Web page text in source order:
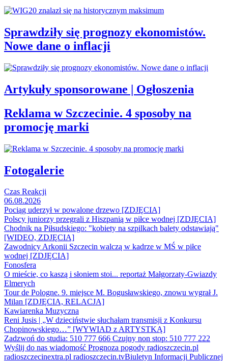
Sprawdziły się prognozy ekonomistów.
Nowe dane o inflacji
Artykuły sponsorowane | Ogłoszenia
Reklama w Szczecinie. 4 sposoby na
promocję marki
Fotogalerie
Czas Reakcji
06.08.2026
Pociąg uderzył w powalone drzewo [ZDJĘCIA]
Polscy juniorzy przegrali z Hiszpanią w piłce wodnej [ZDJĘCIA]
Chodnik na Piłsudskiego: "kobiety na szpilkach balety odstawiają"
[WIDEO, ZDJĘCIA]
Zawodnicy Arkonii Szczecin walczą w kadrze w MŚ w piłce
wodnej [ZDJĘCIA]
Fonosfera
O mieście, co kaszą i słoniem stoi... reportaż Małgorzaty-Gwiazdy
Elmerych
Tour de Pologne. 9. miejsce M. Bogusławskiego, znowu wygrał J.
Milan [ZDJĘCIA, RELACJA]
Kawiarenka Muzyczna
Reni Jusis | „W dzieciństwie słuchałam transmisji z Konkursu
Chopinowskiego…” [WYWIAD z ARTYSTKĄ]
Zadzwoń do studia: 510 777 666 Czujny non stop: 510 777 222
Wyślij do nas wiadomość Prognoza pogody radioszczecin.pl
radioszczecinextra.pl radioszczecin.tvBiuletyn Informacji Publicznej